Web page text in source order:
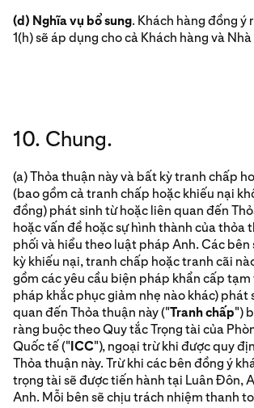
(d) Nghĩa vụ bổ sung. Khách hàng đồng ý
1(h) sẽ áp dụng cho cả Khách hàng và
10. Chung.
(a) Thỏa thuận này và bất kỳ tranh chấp
(bao gồm cả tranh chấp hoặc khiếu nại
đồng) phát sinh từ hoặc liên quan đến
hoặc vấn đề hoặc sự hình thành của thỏa
phối và hiểu theo luật pháp Anh. Các
kỳ khiếu nại, tranh chấp hoặc tranh cãi
gồm các yêu cầu biện pháp khẩn cấp
pháp khắc phục giảm nhẹ nào khác) phát
quan đến Thỏa thuận này ("Tranh chấp")
ràng buộc theo Quy tắc Trọng tài của
Quốc tế ("ICC"), ngoại trừ khi được quy
Thỏa thuận này. Trừ khi các bên đồng ý
trọng tài sẽ được tiến hành tại Luân Đôn,
Anh. Mỗi bên sẽ chịu trách nhiệm thanh